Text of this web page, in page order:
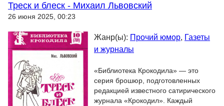
Треск и блеск - Михаил Львовский
26 июня 2025, 00:23
Жанр(ы): Прочий юмор, Газеты
и журналы
«Библиотека Крокодила» — это
серия брошюр, подготовленных
редакцией известного сатирического
журнала «Крокодил». Каждый